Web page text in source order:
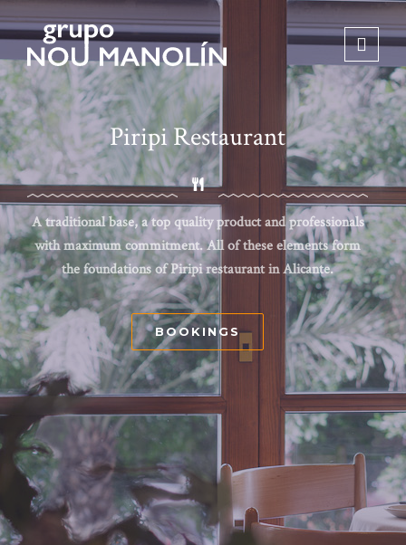
Piripi Restaurant
A traditional base, a top quality product and professionals
with maximum commitment. All of these elements form
the foundations of Piripi restaurant in Alicante.
BOOKINGS